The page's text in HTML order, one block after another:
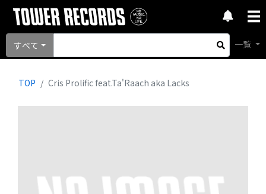
すべて 一覧
TOP Cris Prolific feat.Ta'Raach aka Lacks